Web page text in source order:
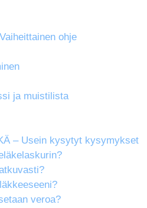
ohje
ja muistilista
– Usein kysytyt kysymykset
veroa?